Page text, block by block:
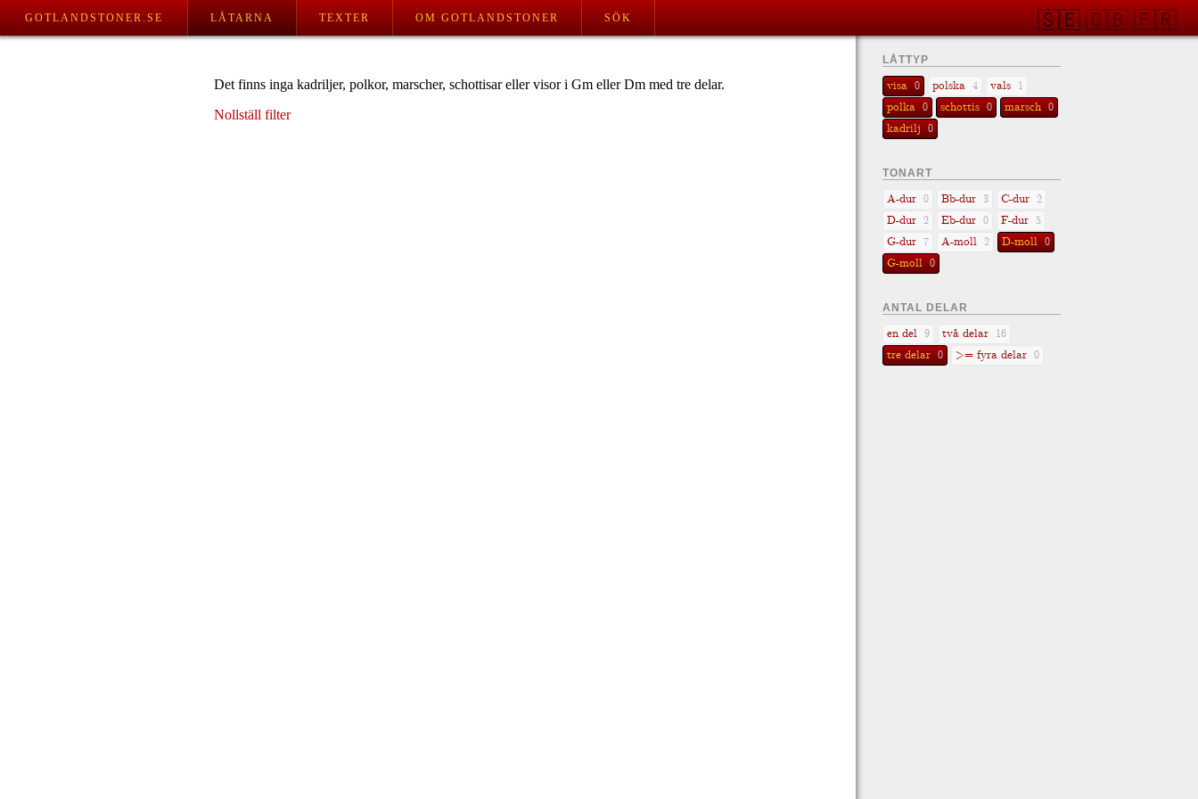
GOTLANDSTONER.SE LÅTARNA TEXTER OM GOTLANDSTONER SÖK 🇸🇪 🇬🇧 🇫🇷
Det finns inga kadriljer, polkor, marscher, schottisar eller visor i Gm eller Dm med tre delar.
Nollställ filter
LÅTTYP
visa 0 polska 4 vals 1
polka 0 schottis 0 marsch 0
kadrilj 0
TONART
A-dur 0 Bb-dur 3 C-dur 2
D-dur 2 Eb-dur 0 F-dur 5
G-dur 7 A-moll 2 D-moll 0
G-moll 0
ANTAL DELAR
en del 9 två delar 16
tre delar 0 >= fyra delar 0